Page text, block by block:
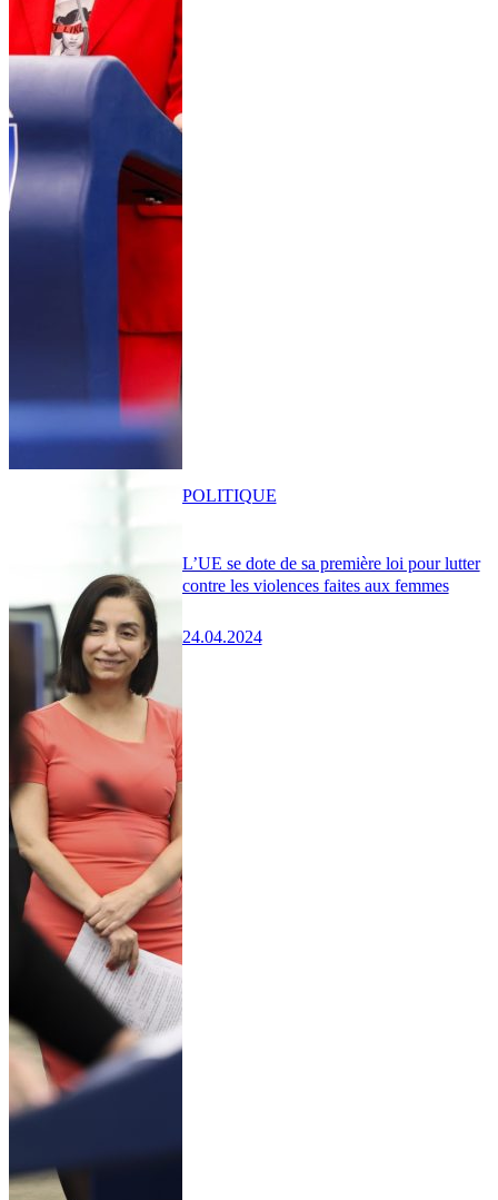
L’UE se dote de sa première loi pour lutter
contre les violences faites aux femmes
24.04.2024
POLITIQUE